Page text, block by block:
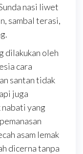
nasi liwet
sambal terasi,
dilakukan oleh
cara
santan tidak
juga
nabati yang
asam lemak
dicerna tanpa